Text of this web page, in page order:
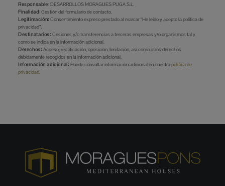
Responsable:DESARROLLOS MORAGUES PUGA S.L.
Finalidad:Gestión del formulario de contacto.
Legitimación: Consentimiento expreso prestado al marcar “He leído y acepto la política de
privacidad”.
Destinatarios: Cesiones y/o transferencias a terceras empresas y/o organismos tal y
como se indica en la información adicional.
Derechos: Acceso, rectificación, oposición, limitación, así como otros derechos
debidamente recogidos en la información adicional.
Información adicional: Puede consultar información adicional en nuestrapolítica de
privacidad.